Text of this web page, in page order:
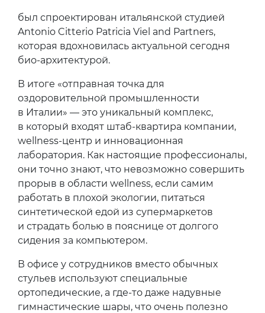
был спроектирован итальянской студией
Antonio Citterio Patricia Viel and Partners,
которая вдохновилась актуальной сегодня
био-архитектурой.
В итоге «отправная точка для
оздоровительной промышленности
в Италии» — это уникальный комплекс,
в который входят штаб-квартира компании,
wellness-центр и инновационная
лаборатория. Как настоящие профессионалы,
они точно знают, что невозможно совершить
прорыв в области wellness, если самим
работать в плохой экологии, питаться
синтетической едой из супермаркетов
и страдать болью в пояснице от долгого
сидения за компьютером.
В офисе у сотрудников вместо обычных
стульев используют специальные
ортопедические, а где-то даже надувные
гимнастические шары, что очень полезно